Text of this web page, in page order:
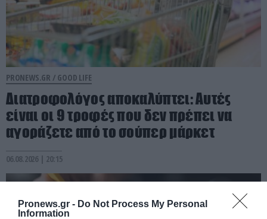
Pronews.gr - Do Not Process My Personal
Information
PRONEWS.GR / GOOD LIFE
Διατροφολόγος αποκαλύπτει: Αυτές
είναι οι 9 τροφές που δεν πρέπει να
αγοράζετε από το σούπερ μάρκετ
06.08.2026 | 20:15